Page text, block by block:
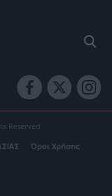
Reserved
Όροι Χρήσης